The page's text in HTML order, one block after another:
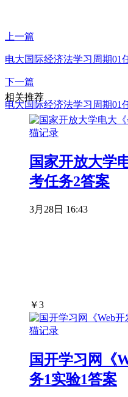
上一篇
电大国际经济法学习周期01
下一篇
电大国际经济法学习周期01
相关推荐
国家开放大学
考任务2答案
3月28日 16:43
￥3
国开学习网《
务1实验1答案